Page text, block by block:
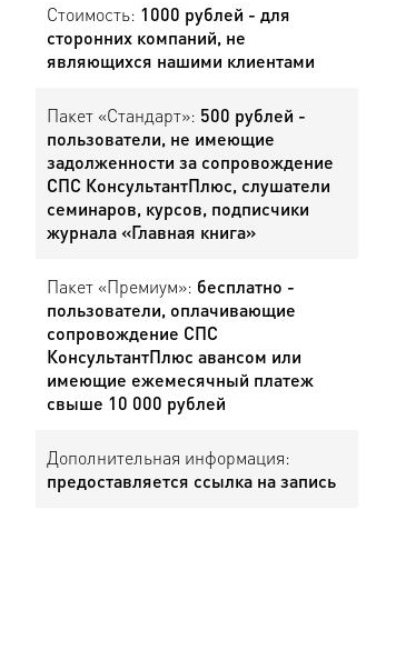
Стоимость: 1000 рублей - для
сторонних компаний, не
являющихся нашими клиентами
Пакет «Стандарт»: 500 рублей -
пользователи, не имеющие
задолженности за сопровождение
СПС КонсультантПлюс, слушатели
семинаров, курсов, подписчики
журнала «Главная книга»
Пакет «Премиум»: бесплатно -
пользователи, оплачивающие
сопровождение СПС
КонсультантПлюс авансом или
имеющие ежемесячный платеж
свыше 10 000 рублей
Дополнительная информация:
предоставляется ссылка на запись